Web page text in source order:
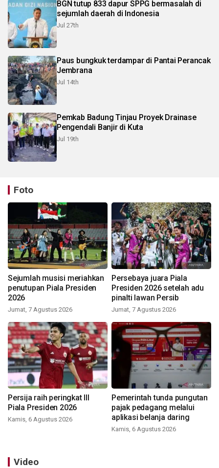
BGN tutup 833 dapur SPPG bermasalah di
sejumlah daerah di Indonesia
Jul 27th
Paus bungkuk terdampar di Pantai Perancak
Jembrana
Jul 14th
Pemkab Badung Tinjau Proyek Drainase
Pengendali Banjir di Kuta
Jul 19th
Foto
Sejumlah musisi meriahkan
penutupan Piala Presiden
2026
Jumat, 7 Agustus 2026
Persebaya juara Piala
Presiden 2026 setelah adu
pinalti lawan Persib
Jumat, 7 Agustus 2026
Persija raih peringkat III
Piala Presiden 2026
Kamis, 6 Agustus 2026
Pemerintah tunda pungutan
pajak pedagang melalui
aplikasi belanja daring
Kamis, 6 Agustus 2026
Video